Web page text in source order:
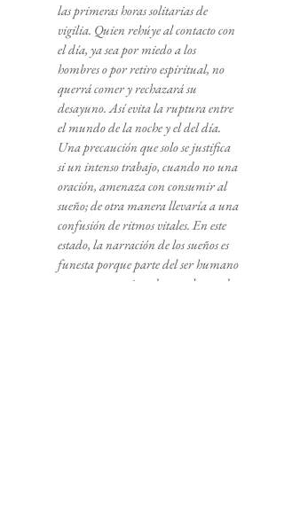
las primeras horas solitarias de
vigilia. Quien rehúye al contacto con
el día, ya sea por miedo a los
hombres o por retiro espiritual, no
querrá comer y rechazará su
desayuno. Así evita la ruptura entre
el mundo de la noche y el del día.
Una precaución que solo se justifica
si un intenso trabajo, cuando no una
oración, amenaza con consumir al
sueño; de otra manera llevaría a una
confusión de ritmos vitales. En este
estado, la narración de los sueños es
funesta porque parte del ser humano
permanece conjurada con el mundo